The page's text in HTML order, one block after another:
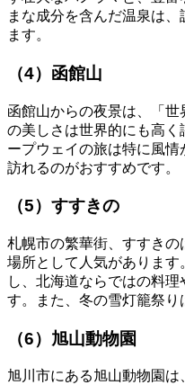
まな成分を含んだ温泉は
ます。
（4）函館山
函館山からの夜景は、「
の美しさは世界的にも高く
ープウェイの旅は特に風
訪れるのがおすすめです。
（5）すすきの
札幌市の繁華街、すすき
場所として人気がありま
し、北海道ならではの料
す。また、冬の雪灯籠祭り
（6）旭山動物園
旭川市にある旭山動物園